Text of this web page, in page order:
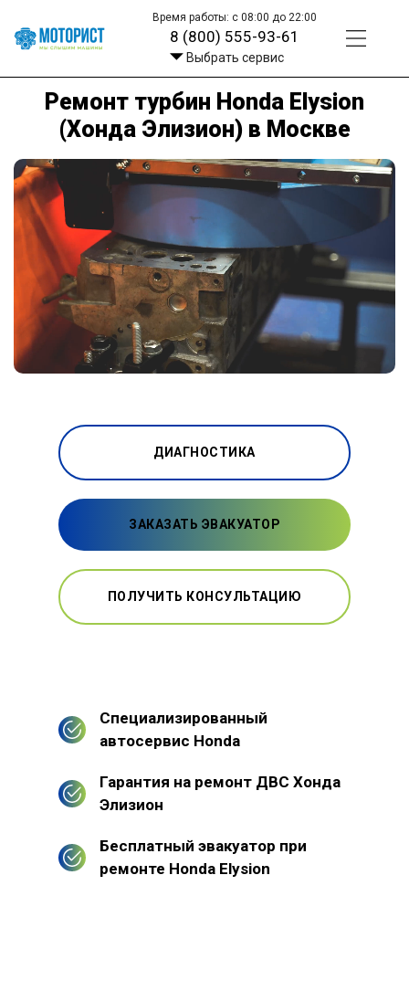
Время работы: с 08:00 до 22:00
8 (800) 555-93-61
Выбрать сервис
Ремонт турбин Honda Elysion
(Хонда Элизион) в Москве
ДИАГНОСТИКА
ЗАКАЗАТЬ ЭВАКУАТОР
ПОЛУЧИТЬ КОНСУЛЬТАЦИЮ
Специализированный
автосервис Honda
Гарантия на ремонт ДВС Хонда
Элизион
Бесплатный эвакуатор при
ремонте Honda Elysion